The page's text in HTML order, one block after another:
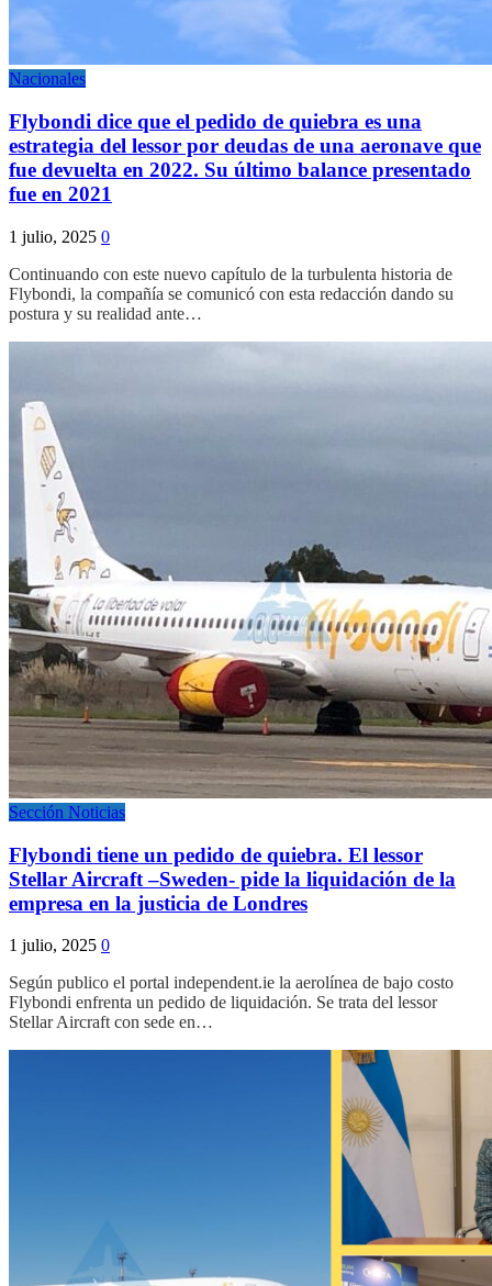
Nacionales
Flybondi dice que el pedido de quiebra es una
estrategia del lessor por deudas de una aeronave que
fue devuelta en 2022. Su último balance presentado
fue en 2021
1 julio, 2025 0
Continuando con este nuevo capítulo de la turbulenta historia de
Flybondi, la compañía se comunicó con esta redacción dando su
postura y su realidad ante…
Sección Noticias
Flybondi tiene un pedido de quiebra. El lessor
Stellar Aircraft –Sweden- pide la liquidación de la
empresa en la justicia de Londres
1 julio, 2025 0
Según publico el portal independent.ie la aerolínea de bajo costo
Flybondi enfrenta un pedido de liquidación. Se trata del lessor
Stellar Aircraft con sede en…